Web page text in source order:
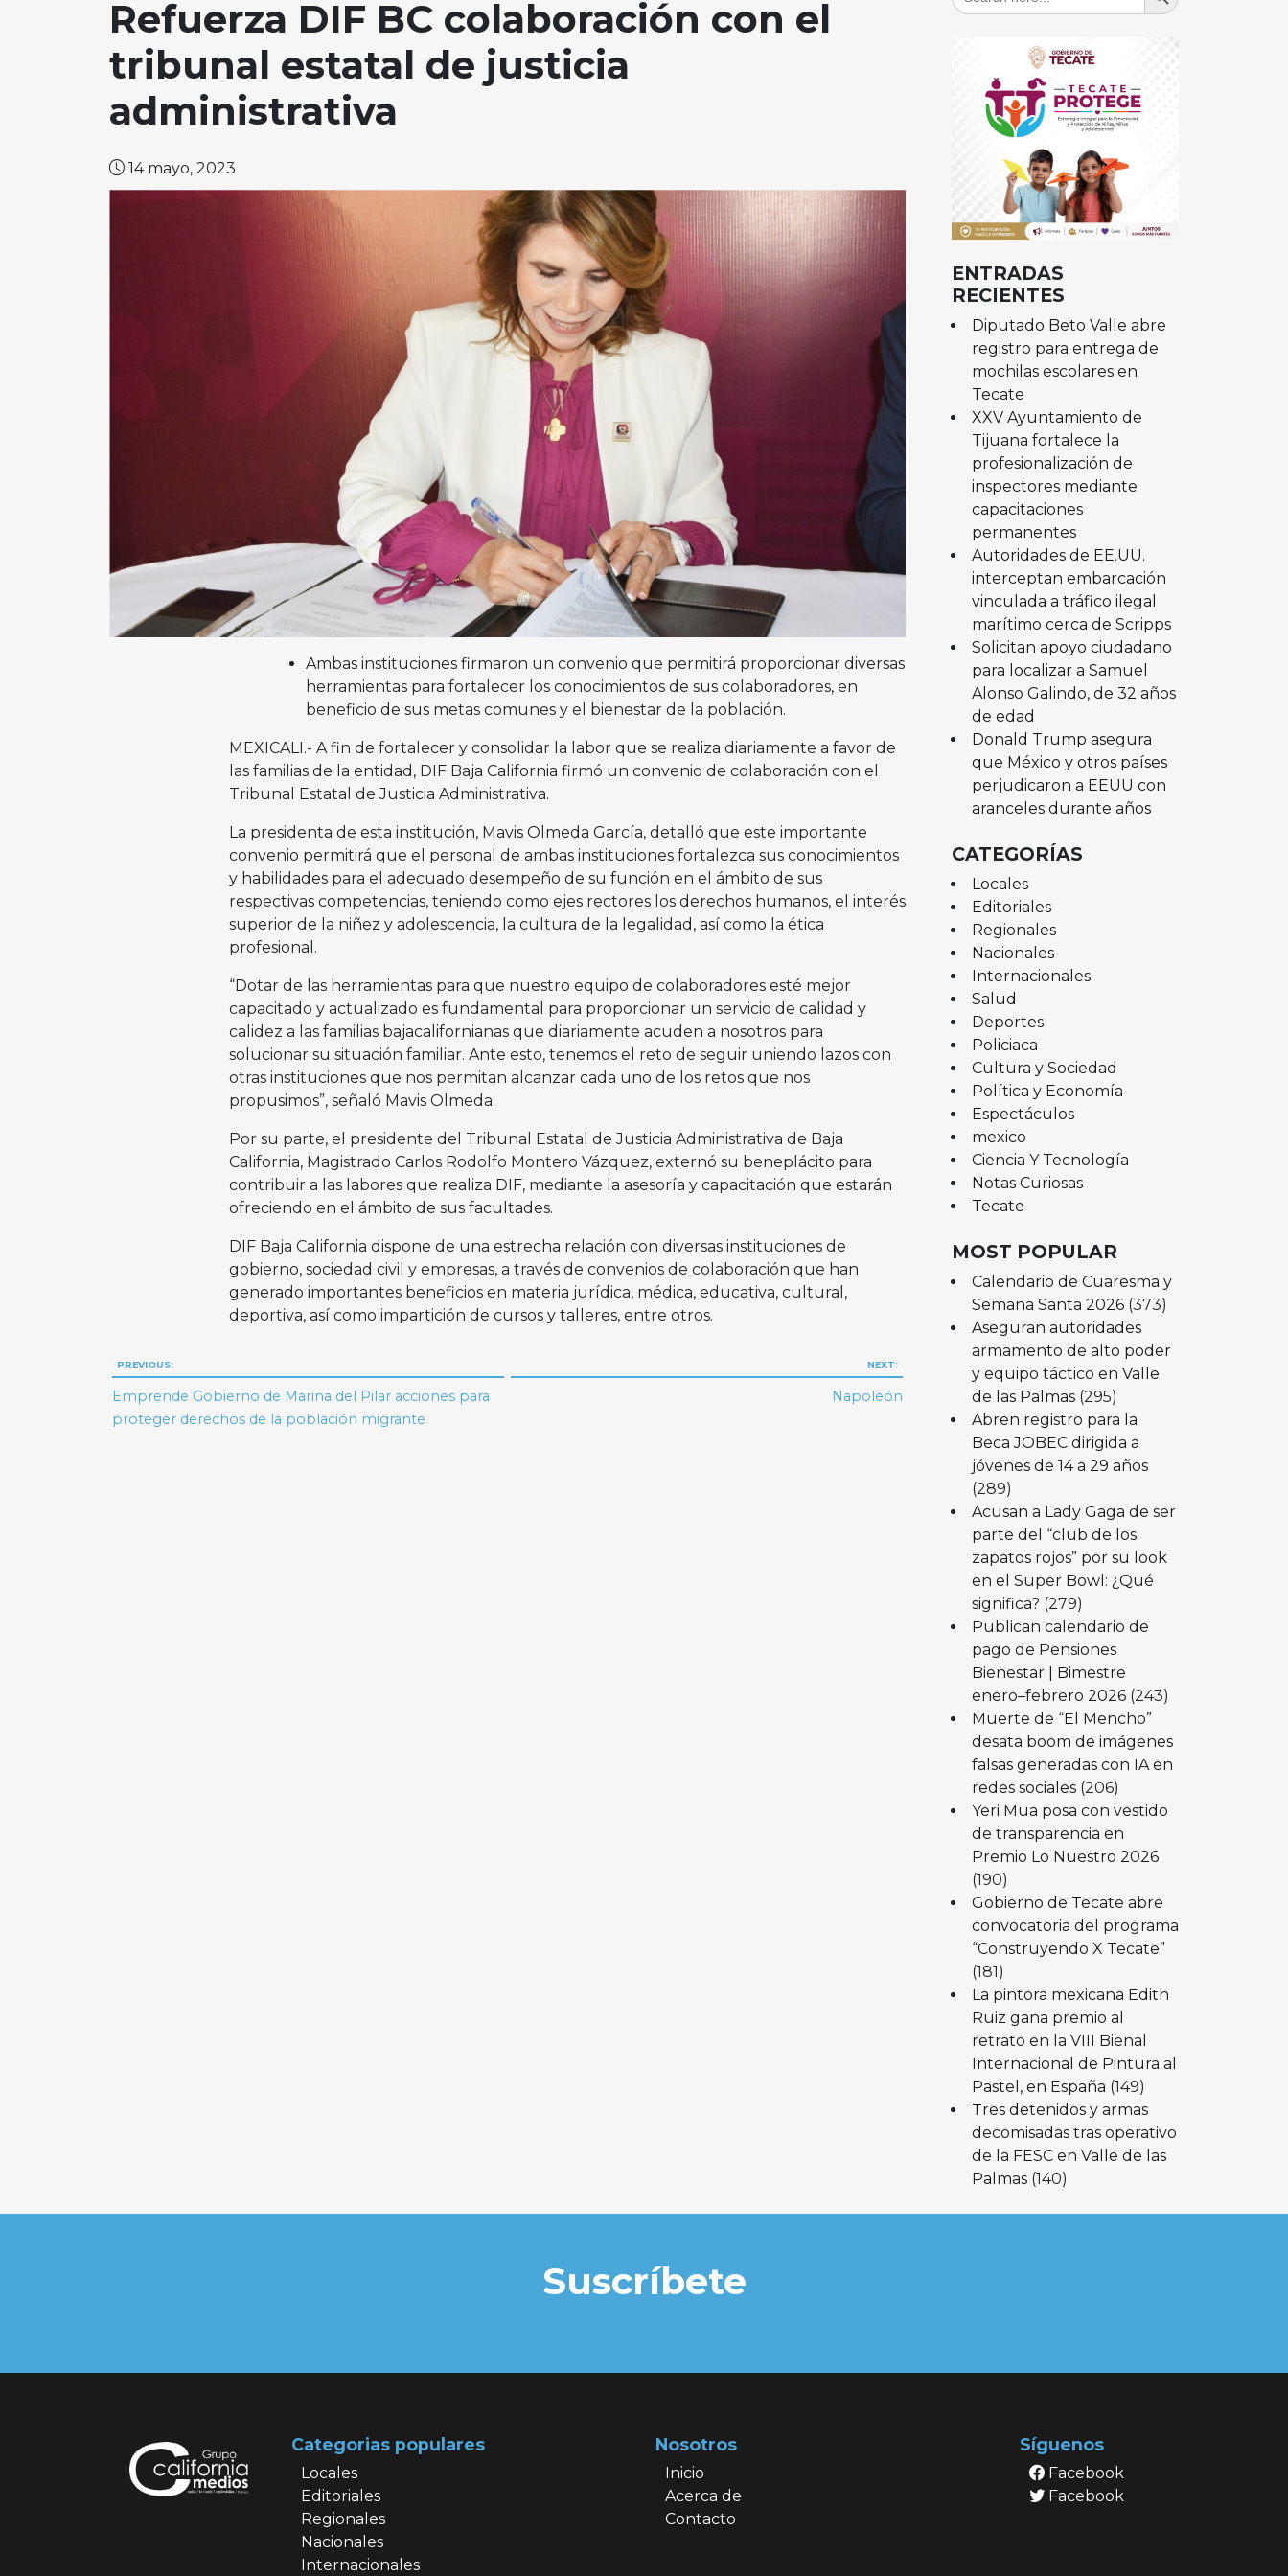
Refuerza DIF BC colaboración con el
tribunal estatal de justicia
administrativa
14 mayo, 2023
Ambas instituciones firmaron un convenio que permitirá proporcionar diversas
herramientas para fortalecer los conocimientos de sus colaboradores, en
beneficio de sus metas comunes y el bienestar de la población.
MEXICALI.- A fin de fortalecer y consolidar la labor que se realiza diariamente a favor de
las familias de la entidad, DIF Baja California firmó un convenio de colaboración con el
Tribunal Estatal de Justicia Administrativa.
La presidenta de esta institución, Mavis Olmeda García, detalló que este importante
convenio permitirá que el personal de ambas instituciones fortalezca sus conocimientos
y habilidades para el adecuado desempeño de su función en el ámbito de sus
respectivas competencias, teniendo como ejes rectores los derechos humanos, el interés
superior de la niñez y adolescencia, la cultura de la legalidad, así como la ética
profesional.
“Dotar de las herramientas para que nuestro equipo de colaboradores esté mejor
capacitado y actualizado es fundamental para proporcionar un servicio de calidad y
calidez a las familias bajacalifornianas que diariamente acuden a nosotros para
solucionar su situación familiar. Ante esto, tenemos el reto de seguir uniendo lazos con
otras instituciones que nos permitan alcanzar cada uno de los retos que nos
propusimos”, señaló Mavis Olmeda.
Por su parte, el presidente del Tribunal Estatal de Justicia Administrativa de Baja
California, Magistrado Carlos Rodolfo Montero Vázquez, externó su beneplácito para
contribuir a las labores que realiza DIF, mediante la asesoría y capacitación que estarán
ofreciendo en el ámbito de sus facultades.
DIF Baja California dispone de una estrecha relación con diversas instituciones de
gobierno, sociedad civil y empresas, a través de convenios de colaboración que han
generado importantes beneficios en materia jurídica, médica, educativa, cultural,
deportiva, así como impartición de cursos y talleres, entre otros.
Navegación
de
PREVIOUS:
Emprende Gobierno de Marina del Pilar acciones para
proteger derechos de la población migrante
NEXT:
Napoleón
ENTRADAS
RECIENTES
Diputado Beto Valle abre
registro para entrega de
mochilas escolares en
Tecate
XXV Ayuntamiento de
Tijuana fortalece la
profesionalización de
inspectores mediante
capacitaciones
permanentes
Autoridades de EE.UU.
interceptan embarcación
vinculada a tráfico ilegal
marítimo cerca de Scripps
Solicitan apoyo ciudadano
para localizar a Samuel
Alonso Galindo, de 32 años
de edad
Donald Trump asegura
que México y otros países
perjudicaron a EEUU con
aranceles durante años
CATEGORÍAS
Locales
Editoriales
Regionales
Nacionales
Internacionales
Salud
Deportes
Policiaca
Cultura y Sociedad
Política y Economía
Espectáculos
mexico
Ciencia Y Tecnología
Notas Curiosas
Tecate
MOST POPULAR
Calendario de Cuaresma y
Semana Santa 2026 (373)
Aseguran autoridades
armamento de alto poder
y equipo táctico en Valle
de las Palmas (295)
Abren registro para la
Beca JOBEC dirigida a
jóvenes de 14 a 29 años
(289)
Acusan a Lady Gaga de ser
parte del “club de los
zapatos rojos” por su look
en el Super Bowl: ¿Qué
significa? (279)
Publican calendario de
pago de Pensiones
Bienestar | Bimestre
enero–febrero 2026 (243)
Muerte de “El Mencho”
desata boom de imágenes
falsas generadas con IA en
redes sociales (206)
Yeri Mua posa con vestido
de transparencia en
Premio Lo Nuestro 2026
(190)
Gobierno de Tecate abre
convocatoria del programa
“Construyendo X Tecate”
(181)
La pintora mexicana Edith
Ruiz gana premio al
retrato en la VIII Bienal
Internacional de Pintura al
Pastel, en España (149)
Tres detenidos y armas
decomisadas tras operativo
de la FESC en Valle de las
Palmas (140)
Suscríbete
Categorias populares
Locales
Editoriales
Regionales
Nacionales
Internacionales
Nosotros
Inicio
Acerca de
Contacto
Síguenos
Facebook
Facebook